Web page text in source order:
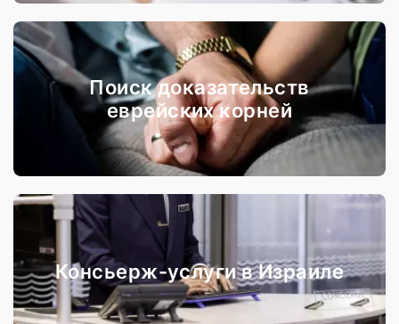
Поиск доказательств
еврейских корней
Консьерж-услуги в Израиле